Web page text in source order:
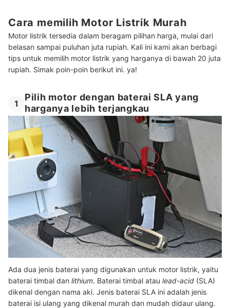
Cara memilih Motor Listrik Murah
Motor listrik tersedia dalam beragam pilihan harga, mulai dari
belasan sampai puluhan juta rupiah. Kali ini kami akan berbagi
tips untuk memilih motor listrik yang harganya di bawah 20 juta
rupiah. Simak poin-poin berikut ini. ya!
1
Pilih motor dengan baterai SLA yang
harganya lebih terjangkau
Ada dua jenis baterai yang digunakan untuk motor listrik, yaitu
baterai timbal dan lithium. Baterai timbal atau lead-acid (SLA)
dikenal dengan nama aki. Jenis baterai SLA ini adalah jenis
baterai isi ulang yang dikenal murah dan mudah didaur ulang.